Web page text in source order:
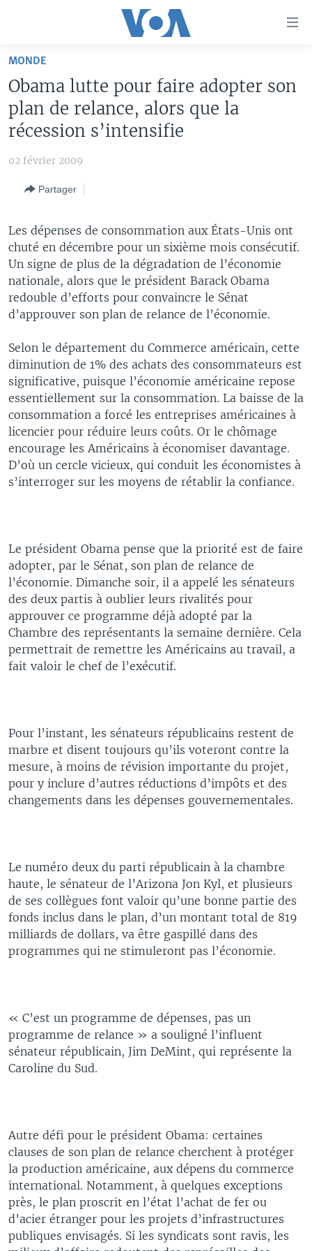
Retour
la
navigation
principale
AFRIQUE
ÉTATS-UNIS
TV
LE MONDE AUJOURD'HUI
FOCUS SAHEL
REPORTAGES
VOUS + NOUS
CARNET DE SANTÉ
RADIO
LE MONDE AU FÉMININ
L'AMÉRIQUE ET VOUS
DIALOGUE DES RELIGIONS
RM SHOW
LINGALA
SANGO
Apprenez L'anglais
SUIVEZ-NOUS
Langues
MONDE
Obama lutte pour faire adopter son
plan de relance, alors que la
récession s’intensifie
02 février 2009
Partager
Les dépenses de consommation aux États-Unis ont
chuté en décembre pour un sixième mois consécutif.
Un signe de plus de la dégradation de l’économie
nationale, alors que le président Barack Obama
redouble d’efforts pour convaincre le Sénat
d’approuver son plan de relance de l’économie.
Selon le département du Commerce américain, cette
diminution de 1% des achats des consommateurs est
significative, puisque l’économie américaine repose
essentiellement sur la consommation. La baisse de la
consommation a forcé les entreprises américaines à
licencier pour réduire leurs coûts. Or le chômage
encourage les Américains à économiser davantage.
D’où un cercle vicieux, qui conduit les économistes à
s’interroger sur les moyens de rétablir la confiance.
Le président Obama pense que la priorité est de faire
adopter, par le Sénat, son plan de relance de
l’économie. Dimanche soir, il a appelé les sénateurs
des deux partis à oublier leurs rivalités pour
approuver ce programme déjà adopté par la
Chambre des représentants la semaine dernière. Cela
permettrait de remettre les Américains au travail, a
fait valoir le chef de l’exécutif.
Pour l’instant, les sénateurs républicains restent de
marbre et disent toujours qu’ils voteront contre la
mesure, à moins de révision importante du projet,
pour y inclure d’autres réductions d’impôts et des
changements dans les dépenses gouvernementales.
Le numéro deux du parti républicain à la chambre
haute, le sénateur de l’Arizona Jon Kyl, et plusieurs
de ses collègues font valoir qu’une bonne partie des
fonds inclus dans le plan, d’un montant total de 819
milliards de dollars, va être gaspillé dans des
programmes qui ne stimuleront pas l’économie.
« C’est un programme de dépenses, pas un
programme de relance » a souligné l’influent
sénateur républicain, Jim DeMint, qui représente la
Caroline du Sud.
Autre défi pour le président Obama: certaines
clauses de son plan de relance cherchent à protéger
la production américaine, aux dépens du commerce
international. Notamment, à quelques exceptions
près, le plan proscrit en l’état l’achat de fer ou
d’acier étranger pour les projets d’infrastructures
publiques envisagés. Si les syndicats sont ravis, les